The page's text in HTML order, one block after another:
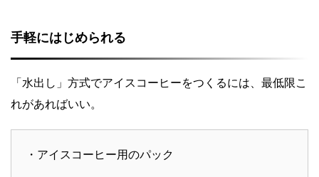
手軽にはじめられる
「水出し」方式でアイスコーヒーをつくるには、最低限こ
れがあればいい。
・アイスコーヒー用のパック